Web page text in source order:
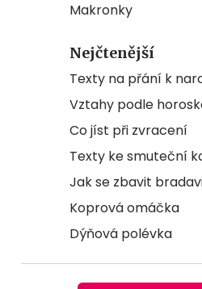
Makronky
Nejčtenější
Texty na přání k
Vztahy podle
Co jíst při zvracení
Texty ke smuteční
Jak se zbavit
Koprová omáčka
Dýňová polévka